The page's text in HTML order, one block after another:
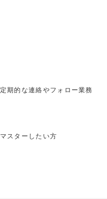
期的な連絡やフォロー業務
スターしたい方